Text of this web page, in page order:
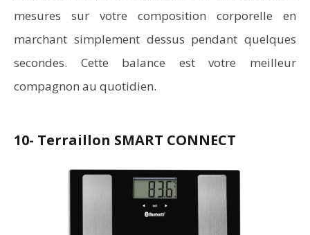
mesures sur votre composition corporelle en
marchant simplement dessus pendant quelques
secondes. Cette balance est votre meilleur
compagnon au quotidien.
10- Terraillon SMART CONNECT